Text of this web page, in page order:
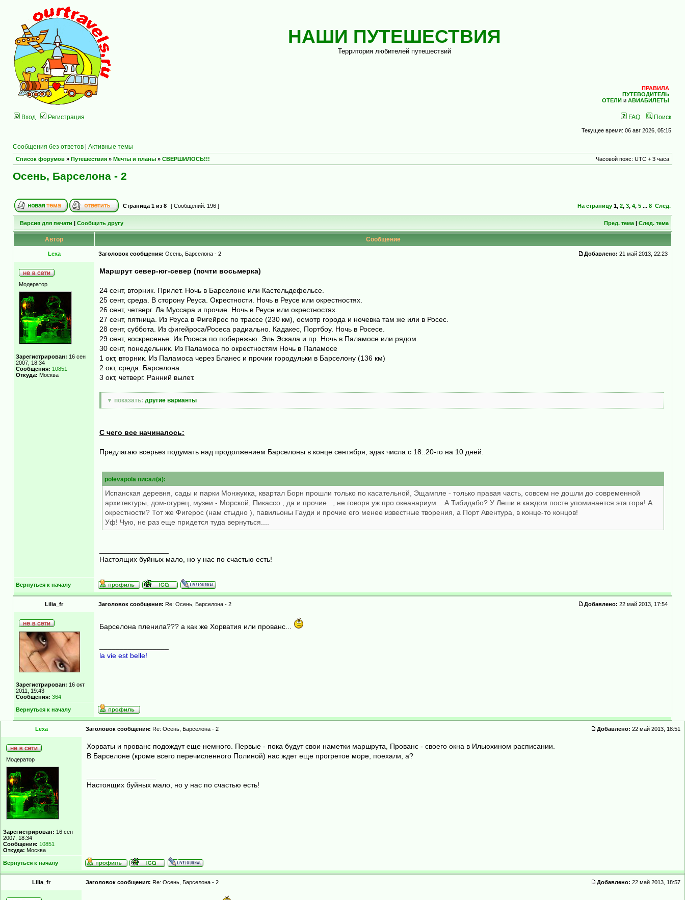
НАШИ ПУТЕШЕСТВИЯ
Территория любителей путешествий
ПРАВИЛА
ПУТЕВОДИТЕЛЬ
ОТЕЛИ и АВИАБИЛЕТЫ
Вход Регистрация FAQ Поиск
Текущее время: 06 авг 2026, 05:15
Сообщения без ответов | Активные темы
Список форумов » Путешествия » Мечты и планы » СВЕРШИЛОСЬ!!! Часовой пояс: UTC + 3 часа
Осень, Барселона - 2
Страница 1 из 8 [ Сообщений: 196 ] На страницу 1, 2, 3, 4, 5 ... 8 След.
Версия для печати | Сообщить другу Пред. тема | След. тема
Автор Сообщение
Lexa Заголовок сообщения: Осень, Барселона - 2 Добавлено: 21 май 2013, 22:23
Модератор
Зарегистрирован: 16 сен
2007, 18:34
Сообщения: 10851
Откуда: Москва
Маршрут север-юг-север (почти восьмерка)
24 сент, вторник. Прилет. Ночь в Барселоне или Кастельдефельсе.
25 сент, среда. В сторону Реуса. Окрестности. Ночь в Реусе или окрестностях.
26 сент, четверг. Ла Муссара и прочие. Ночь в Реусе или окрестностях.
27 сент, пятница. Из Реуса в Фигейрос по трассе (230 км), осмотр города и ночевка там же или в Росес.
28 сент, суббота. Из фигейроса/Росеса радиально. Кадакес, Портбоу. Ночь в Росесе.
29 сент, воскресенье. Из Росеса по побережью. Эль Эскала и пр. Ночь в Паламосе или рядом.
30 сент, понедельник. Из Паламоса по окрестностям Ночь в Паламосе
1 окт, вторник. Из Паламоса через Бланес и прочии городульки в Барселону (136 км)
2 окт, среда. Барселона.
3 окт, четверг. Ранний вылет.
▼ показать: другие варианты
С чего все начиналось:
Предлагаю всерьез подумать над продолжением Барселоны в конце сентября, эдак числа с 18..20-го на 10 дней.
polevapola писал(а):
Испанская деревня, сады и парки Монжуика, квартал Борн прошли только по касательной, Эщампле - только правая часть, совсем не дошли до современной
архитектуры, дом-огурец, музеи - Морской, Пикассо , да и прочие..., не говоря уж про океанариум... А Тибидабо? У Леши в каждом посте упоминается эта гора! А
окрестности? Тот же Фигерос (нам стыдно ), павильоны Гауди и прочие его менее известные творения, а Порт Авентура, в конце-то концов!
Уф! Чую, не раз еще придется туда вернуться....
Настоящих буйных мало, но у нас по счастью есть!
Вернуться к началу
Lilia_fr Заголовок сообщения: Re: Осень, Барселона - 2 Добавлено: 22 май 2013, 17:54
Зарегистрирован: 16 окт
2011, 19:43
Сообщения: 364
Барселона пленила??? а как же Хорватия или прованс...
la vie est belle!
Вернуться к началу
Lexa Заголовок сообщения: Re: Осень, Барселона - 2 Добавлено: 22 май 2013, 18:51
Модератор
Зарегистрирован: 16 сен
2007, 18:34
Сообщения: 10851
Откуда: Москва
Хорваты и прованс подождут еще немного. Первые - пока будут свои наметки маршрута, Прованс - своего окна в Ильюхином расписании.
В Барселоне (кроме всего перечисленного Полиной) нас ждет еще прогретое море, поехали, а?
Настоящих буйных мало, но у нас по счастью есть!
Вернуться к началу
Lilia_fr Заголовок сообщения: Re: Осень, Барселона - 2 Добавлено: 22 май 2013, 18:57